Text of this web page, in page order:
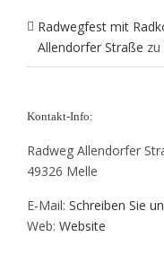
Radwegfest mit
Allendorfer Straße zu
Kontakt-Info:
Radweg Allendorfer
49326 Melle
E-Mail: Schreiben Sie
Web: Website